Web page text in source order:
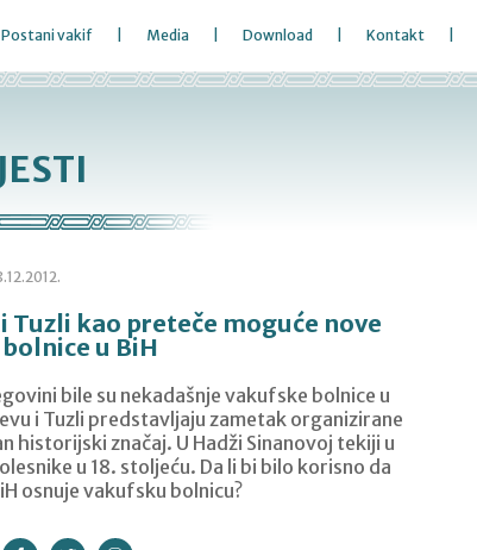
Postani vakif Media Download Kontakt
Tuzli kao preteče moguće nove
u BiH
bile su nekadašnje vakufske bolnice u
i Tuzli predstavljaju zametak organizirane
historijski značaj. U Hadži Sinanovoj tekiji u
u 18. stoljeću. Da li bi bilo korisno da
osnuje vakufsku bolnicu?